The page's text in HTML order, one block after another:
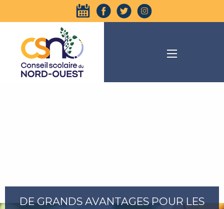
DE GRANDS AVANTAGES POUR LES